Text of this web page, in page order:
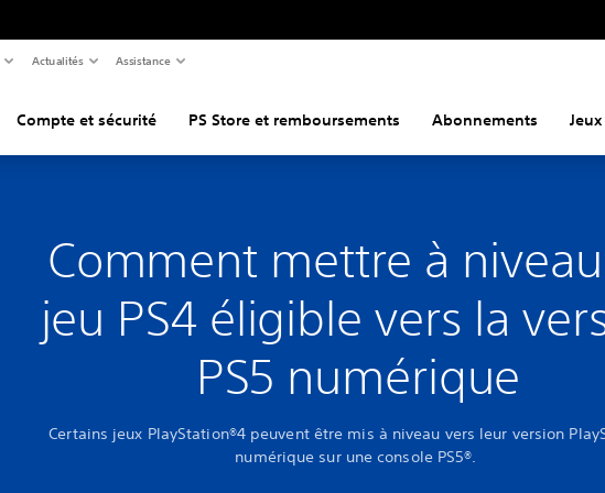
Actualités Assistance
Compte et sécurité PS Store et remboursements Abonnements Jeux
Comment mettre à
jeu PS4 éligible vers la
PS5 numérique
Certains jeux PlayStation®4 peuvent être mis à niveau vers leur version
numérique sur une console PS5®.